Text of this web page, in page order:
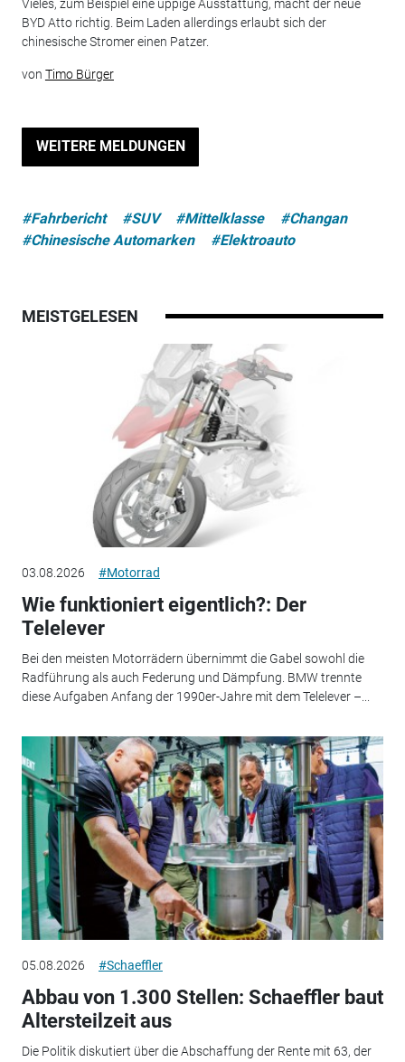
Vieles, zum Beispiel eine üppige Ausstattung, macht der neue
BYD Atto richtig. Beim Laden allerdings erlaubt sich der
chinesische Stromer einen Patzer.
von Timo Bürger
WEITERE MELDUNGEN
#Fahrbericht #SUV #Mittelklasse
#Changan
#Chinesische Automarken
#Elektroauto
MEISTGELESEN
03.08.2026 #Motorrad
Wie funktioniert eigentlich?: Der
Telelever
Bei den meisten Motorrädern übernimmt die Gabel sowohl die
Radführung als auch Federung und Dämpfung. BMW trennte
diese Aufgaben Anfang der 1990er-Jahre mit dem Telelever –...
05.08.2026 #Schaeffler
Abbau von 1.300 Stellen: Schaeffler baut
Altersteilzeit aus
Die Politik diskutiert über die Abschaffung der Rente mit 63, der